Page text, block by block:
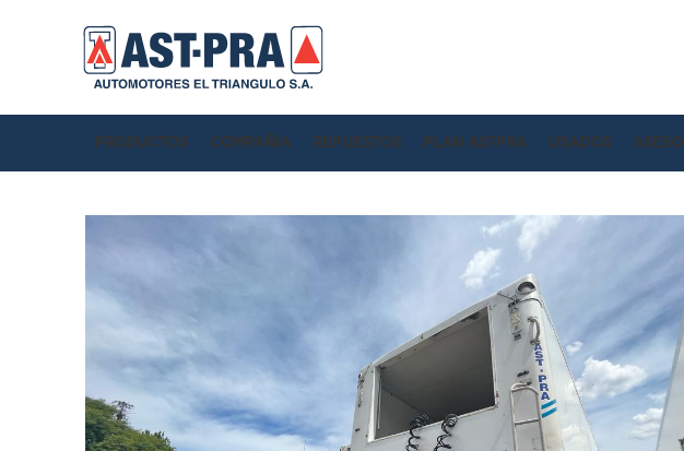
PRODUCTOS COMPAÑIA REPUESTOS PLAN ASTPRA USADOS